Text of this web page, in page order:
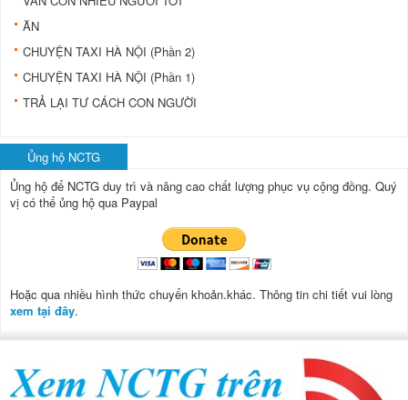
ĂN
CHUYỆN TAXI HÀ NỘI (Phần 2)
CHUYỆN TAXI HÀ NỘI (Phần 1)
TRẢ LẠI TƯ CÁCH CON NGƯỜI
Ủng hộ NCTG
Ủng hộ để NCTG duy trì và nâng cao chất lượng phục vụ cộng đồng. Quý
vị có thể ủng hộ qua Paypal
Hoặc qua nhiều hình thức chuyển khoản.khác. Thông tin chi tiết vui lòng
xem tại đây.